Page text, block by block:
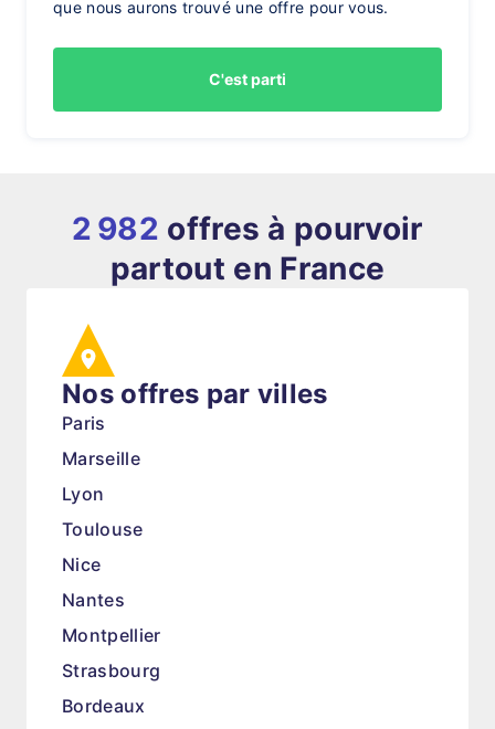
que nous aurons trouvé une offre pour vous.
C'est parti
2 982 offres à pourvoir
partout en France
Nos offres par villes
Paris
Marseille
Lyon
Toulouse
Nice
Nantes
Montpellier
Strasbourg
Bordeaux